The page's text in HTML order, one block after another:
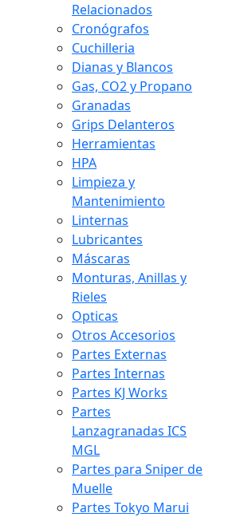
Relacionados
Cronógrafos
Cuchilleria
Dianas y Blancos
Gas, CO2 y Propano
Granadas
Grips Delanteros
Herramientas
HPA
Limpieza y
Mantenimiento
Linternas
Lubricantes
Máscaras
Monturas, Anillas y
Rieles
Opticas
Otros Accesorios
Partes Externas
Partes Internas
Partes KJ Works
Partes
Lanzagranadas ICS
MGL
Partes para Sniper de
Muelle
Partes Tokyo Marui